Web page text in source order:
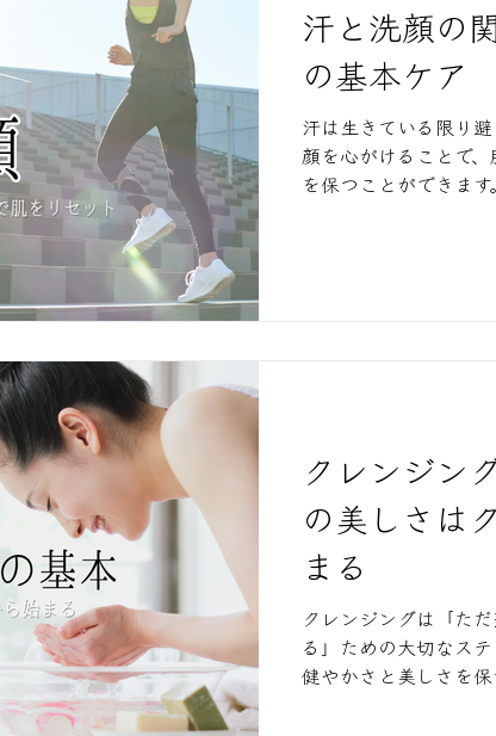
汗と洗顔の
の基本ケア
汗は生きている限り
顔を心がけることで
を保つことができま
クレンジン
の美しさは
まる
クレンジングは「た
る」ための大切なス
健やかさと美しさを